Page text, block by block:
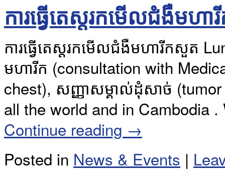
ការធ្វើតេស្តរកមើលជំងឺ
ការធ្វើតេស្តរកមើលជំងឺមហារីកសួត
មហារីក (consultation with
chest), សញ្ញាសម្គាល់ដុំសាច់
all the world and in Cambodia
Continue reading →
Posted in News & Events |